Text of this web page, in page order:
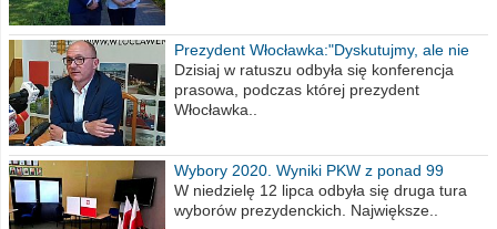
Prezydent Włocławka:"Dyskutujmy, ale nie
obrażajmy się”
Dzisiaj w ratuszu odbyła się konferencja
prasowa, podczas której prezydent
Włocławka..
Wybory 2020. Wyniki PKW z ponad 99
procent obwodów
W niedzielę 12 lipca odbyła się druga tura
wyborów prezydenckich. Największe..